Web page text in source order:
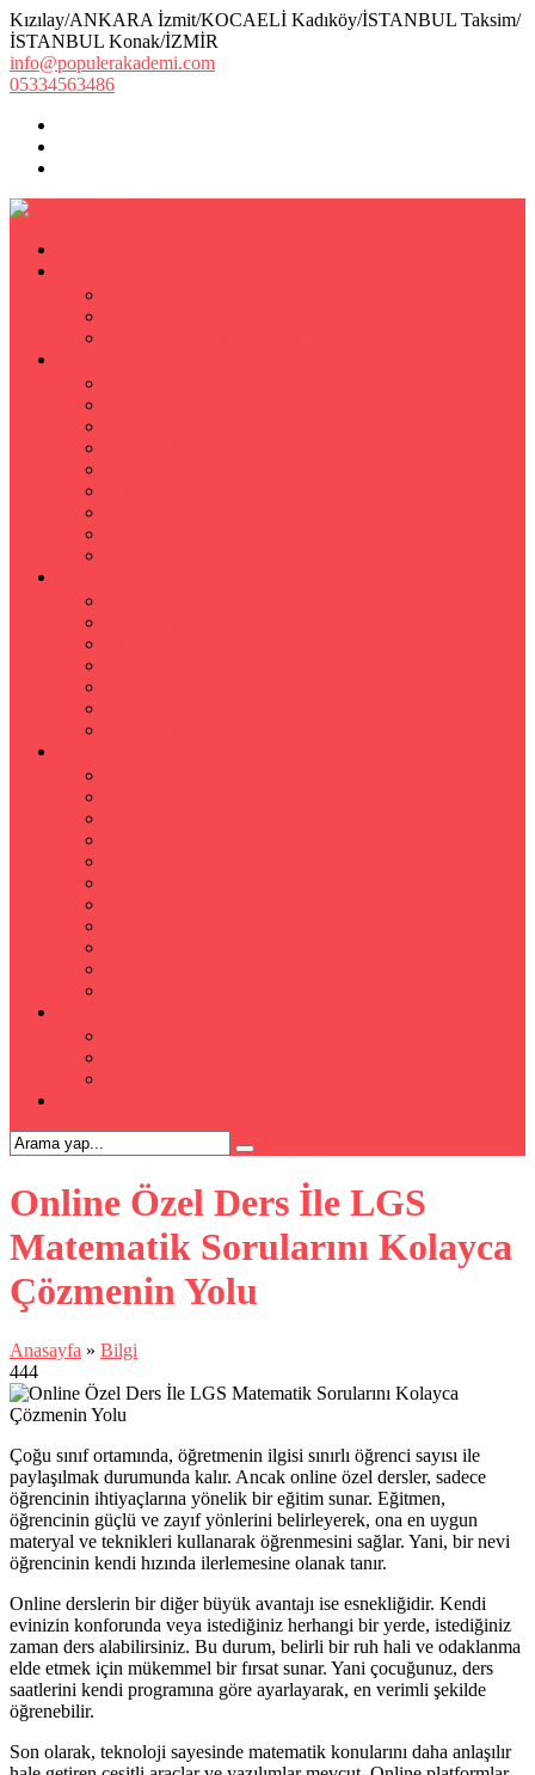
Kızılay/ANKARA İzmit/KOCAELİ Kadıköy/İSTANBUL Taksim/
İSTANBUL Konak/İZMİR
info@populerakademi.com
05334563486
Online Özel Ders İle LGS
Matematik Sorularını Kolayca
Çözmenin Yolu
Anasayfa » Bilgi
444
Çoğu sınıf ortamında, öğretmenin ilgisi sınırlı öğrenci sayısı ile
paylaşılmak durumunda kalır. Ancak online özel dersler, sadece
öğrencinin ihtiyaçlarına yönelik bir eğitim sunar. Eğitmen,
öğrencinin güçlü ve zayıf yönlerini belirleyerek, ona en uygun
materyal ve teknikleri kullanarak öğrenmesini sağlar. Yani, bir nevi
öğrencinin kendi hızında ilerlemesine olanak tanır.
Online derslerin bir diğer büyük avantajı ise esnekliğidir. Kendi
evinizin konforunda veya istediğiniz herhangi bir yerde, istediğiniz
zaman ders alabilirsiniz. Bu durum, belirli bir ruh hali ve odaklanma
elde etmek için mükemmel bir fırsat sunar. Yani çocuğunuz, ders
saatlerini kendi programına göre ayarlayarak, en verimli şekilde
öğrenebilir.
Son olarak, teknoloji sayesinde matematik konularını daha anlaşılır